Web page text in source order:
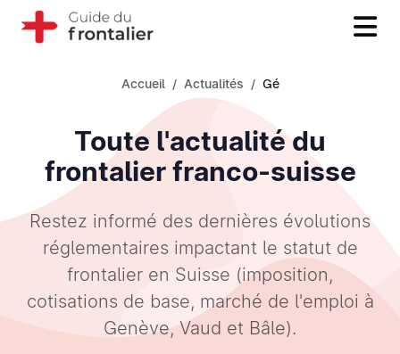
Accueil Actualités Gé
Toute l'actualité du
frontalier franco-suisse
Restez informé des dernières évolutions
réglementaires impactant le statut de
frontalier en Suisse (imposition,
cotisations de base, marché de l'emploi à
Genève, Vaud et Bâle).